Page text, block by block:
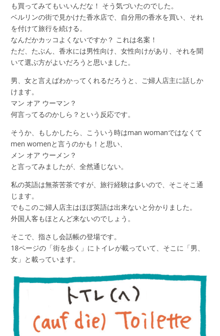
も買ってみてもいいんだな！ そう気づいたのでした。
ベルリンの街で見かけた香水店で、自分用の香水を買い、それ
を付けて旅行を続ける。
なんだかカッコよくないですか？ これは名案！
ただ、たぶん、香水には男性向け、女性向けがあり、それを聞
いて選ぶ方がよいだろうと思いました。
男、女と言えばわかってくれるだろうと、ご婦人店主に話しか
けます。
マン オア ウーマン？
何言ってるのかしら？という反応です。
そうか、もしかしたら、こういう時はman womanではなくて
men womenと言うのかも！と思い、
メン オア ウーメン？
と言ってみましたが、全然通じない。
私の英語は無茶苦茶ですが、旅行経験は多いので、そこそこ通
じます。
でもこのご婦人店主はほぼ英語は出来ないと分かりました。
外国人客もほとんど来ないのでしょう。
そこで、指さし会話帳の登場です。
18ページの「街を歩く」にトイレが載っていて、そこに「男、
女」と載っています。